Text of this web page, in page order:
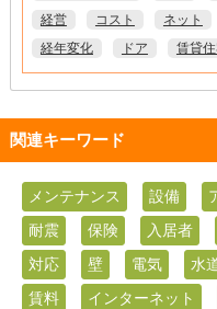
経営
コスト ネット
経年変化
ドア 賃貸
関連キーワード
メンテナンス 設備
耐震
保険 入居者
対応
壁 電気 水
賃料
インターネット